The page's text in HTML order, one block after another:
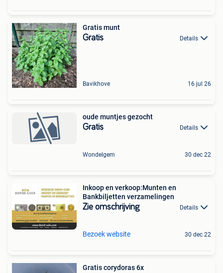
Gratis munt
Gratis Details
Bavikhove 16 jul 26
oude muntjes gezocht
Gratis Details
Wondelgem 30 dec 22
Inkoop en verkoop:Munten en
Bankbiljetten verzamelingen
Zie omschrijving Details
Bezoek website 30 dec 22
Gratis corydoras 6x